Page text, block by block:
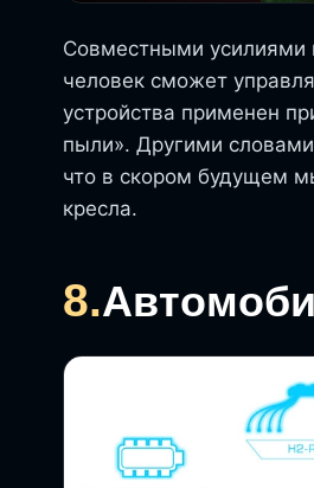
Совместными усилиями
человек сможет
устройства применен
пыли». Другими
что в скором будущем
кресла.
8.